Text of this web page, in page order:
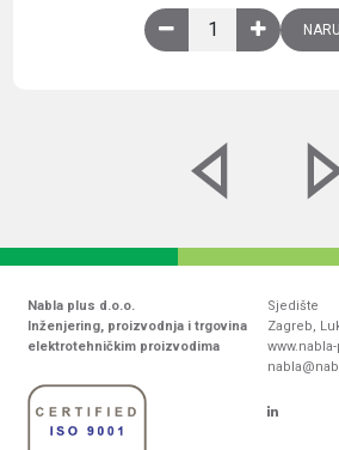
Obična montažna
Nabla plus d.o.o.
Inženjering, proizvodnja i trgovina
elektrotehničkim proizvodima
Sjedište
Zagreb,